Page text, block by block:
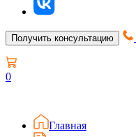
Получить консультацию
0
Главная